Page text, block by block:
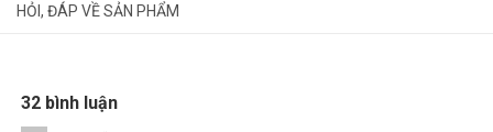
- Tóm tắc lý thuyết
Hi vọng, cuốn sách này không chỉ là một tài liệu tham khảo hữu
ích giúp học sinh tự học mà còn là một tư liệu quý để giáo viên
HỎI, ĐÁP VỀ SẢN PHẨM
32 bình luận